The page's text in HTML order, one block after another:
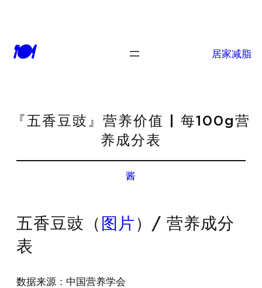
🍽 居家减脂
『五香豆豉』营养价值 | 每100g营
养成分表
酱
五香豆豉（ 图片 ）/ 营养成分
表
数据来源：中国营养学会